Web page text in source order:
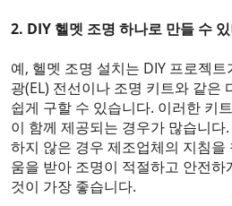
2. DIY 헬멧 조명 하나로 만들 수
예, 헬멧 조명 설치는 DIY 프로젝
광(EL) 전선이나 조명 키트와 같은
쉽게 구할 수 있습니다. 이러한 키
이 함께 제공되는 경우가 많습니다
하지 않은 경우 제조업체의 지침
움을 받아 조명이 적절하고 안전
것이 가장 좋습니다.